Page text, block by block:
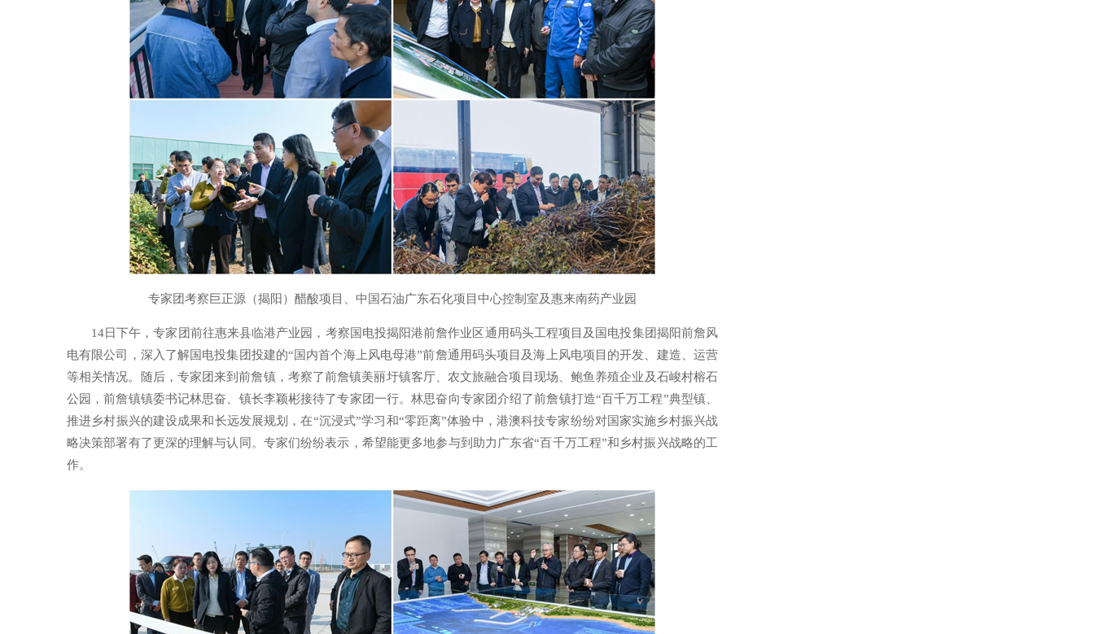
专家团考察巨正源（揭阳）醋酸项目、中国石油广东石化项目中心控制室及惠来南药产业园
14日下午，专家团前往惠来县临港产业园，考察国电投揭阳港前詹作业区通用码头工程项目及国电投集团揭阳前詹风
电有限公司，深入了解国电投集团投建的“国内首个海上风电母港”前詹通用码头项目及海上风电项目的开发、建造、运营
等相关情况。随后，专家团来到前詹镇，考察了前詹镇美丽圩镇客厅、农文旅融合项目现场、鲍鱼养殖企业及石峻村榕石
公园，前詹镇镇委书记林思奋、镇长李颖彬接待了专家团一行。林思奋向专家团介绍了前詹镇打造“百千万工程”典型镇、
推进乡村振兴的建设成果和长远发展规划，在“沉浸式”学习和“零距离”体验中，港澳科技专家纷纷对国家实施乡村振兴战
略决策部署有了更深的理解与认同。专家们纷纷表示，希望能更多地参与到助力广东省“百千万工程”和乡村振兴战略的工
作。